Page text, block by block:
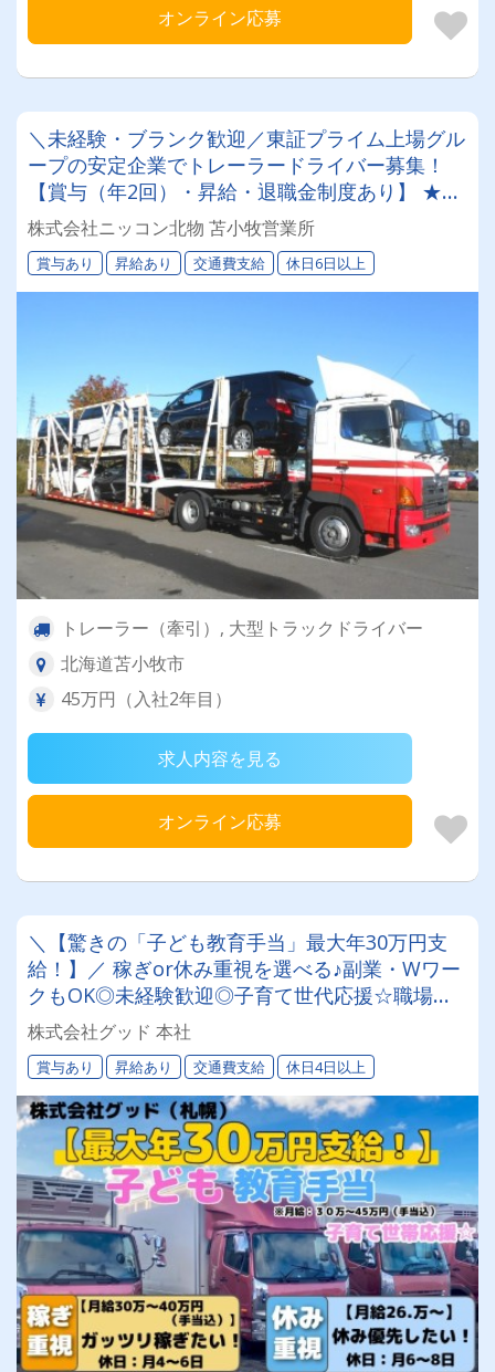
オンライン応募
＼未経験・ブランク歓迎／東証プライム上場グル
ープの安定企業でトレーラードライバー募集！
【賞与（年2回）・昇給・退職金制度あり】 ★一
人一台の専属車両★無事故等で月給24,000円UP
のチャンス◎★資格取得支援制度★希望休＆育休
実績あり！女性ドライバーも活躍中の働きやすい
職場です♪
株式会社ニッコン北物 苫小牧営業所
賞与あり 昇給あり 交通費支給 休日6日以上
トレーラー（牽引）, 大型トラックドライバー
北海道苫小牧市
45万円（入社2年目）
求人内容を見る
オンライン応募
＼【驚きの「子ども教育手当」最大年30万円支
給！】／ 稼ぎor休み重視を選べる♪副業・Wワー
クもOK◎未経験歓迎◎子育て世代応援☆職場見
学ありで安心◎食品・青果の配送ドライバー募集
★
株式会社グッド 本社
賞与あり 昇給あり 交通費支給 休日4日以上